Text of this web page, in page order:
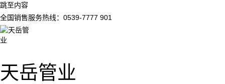
跳至内容
全国销售服务热线：0539-7777 901
天岳管业